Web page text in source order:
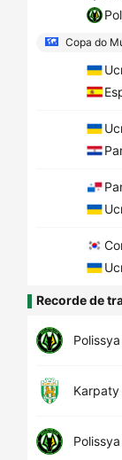
Copa do
Recorde de
Karpaty